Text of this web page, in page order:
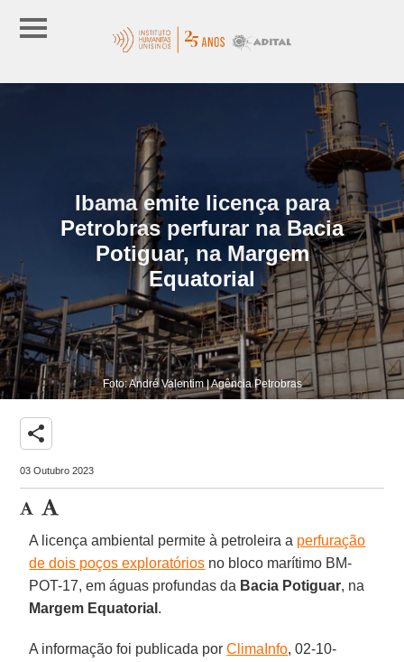
Ibama emite licença para
Petrobras perfurar na Bacia
Potiguar, na Margem
Equatorial
Foto: André Valentim | Agência Petrobras
share
03 Outubro 2023
A licença ambiental permite à petroleira a perfuração
de dois poços exploratórios no bloco marítimo BM-
POT-17, em águas profundas da Bacia Potiguar, na
Margem Equatorial .
A informação foi publicada porClimaInfo, 02-10-